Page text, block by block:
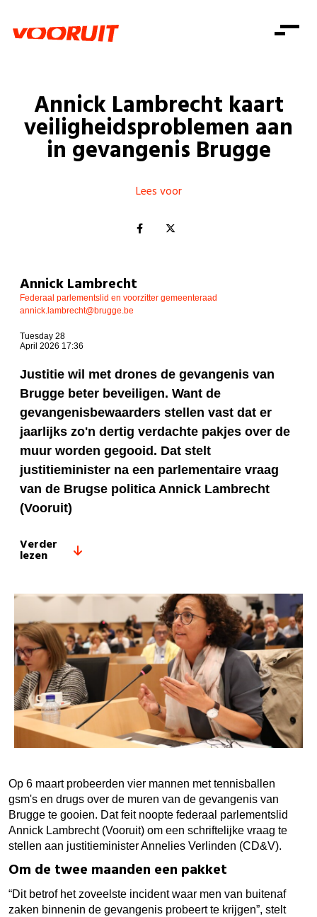
Zorg
Gelijke kansen
Consumentenbescherming
Pensioenen
Onze mensen
Standpunten
Vacatures
Doe mee
Doe mee
Word lid
Mis niets
Shop
Zoeken
Doe mee
Annick Lambrecht kaart
veiligheidsproblemen aan
in gevangenis Brugge
Lees voor
Annick Lambrecht
Federaal parlementslid en voorzitter gemeenteraad
annick.lambrecht@brugge.be
Tuesday 28
April 2026 17:36
Justitie wil met drones de gevangenis van
Brugge beter beveiligen. Want de
gevangenisbewaarders stellen vast dat er
jaarlijks zo'n dertig verdachte pakjes over de
muur worden gegooid. Dat stelt
justitieminister na een parlementaire vraag
van de Brugse politica Annick Lambrecht
(Vooruit)
Verder
lezen
Op 6 maart probeerden vier mannen met tennisballen
gsm's en drugs over de muren van de gevangenis van
Brugge te gooien. Dat feit noopte federaal parlementslid
Annick Lambrecht (Vooruit) om een schriftelijke vraag te
stellen aan justitieminister Annelies Verlinden (CD&V).
Om de twee maanden een pakket
“Dit betrof het zoveelste incident waar men van buitenaf
zaken binnenin de gevangenis probeert te krijgen”, stelt